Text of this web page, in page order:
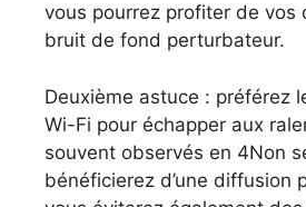
vous pourrez profiter de vos
bruit de fond perturbateur.
Deuxième astuce : préférez
Wi-Fi pour échapper aux
souvent observés en 4Non
bénéficierez d’une diffusion